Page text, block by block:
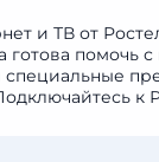
и ТВ от
готова